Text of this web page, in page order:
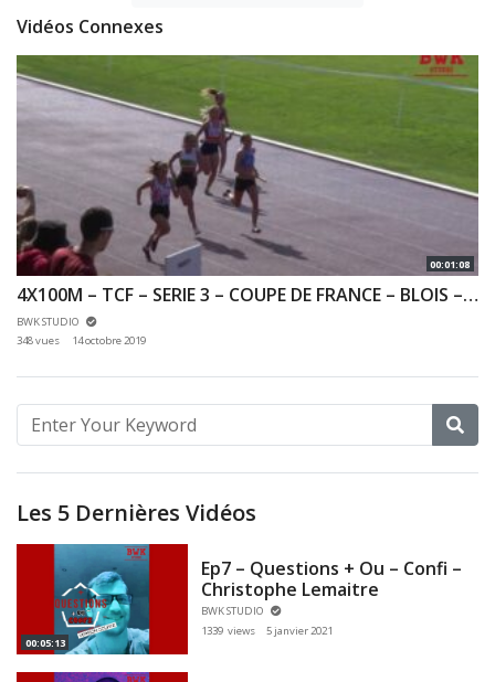
Vidéos Connexes
00:01:08
4X100M – TCF – SERIE 3 – COUPE DE FRANCE – BLOIS – 12/10/2019
BWK STUDIO
348 vues
14 octobre 2019
Les 5 Dernières Vidéos
00:05:13
Ep7 – Questions + Ou – Confi –
Christophe Lemaitre
BWK STUDIO
1339 views
5 janvier 2021